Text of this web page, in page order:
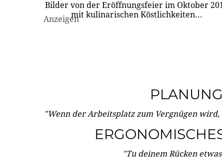
Bilder von der Eröffnungsfeier im Oktober
mit kulinarischen Köstlichkeiten...
Anzeigen
PLANUNG
"Wenn der Arbeitsplatz zum Vergnügen
"Tu deinem Rücken